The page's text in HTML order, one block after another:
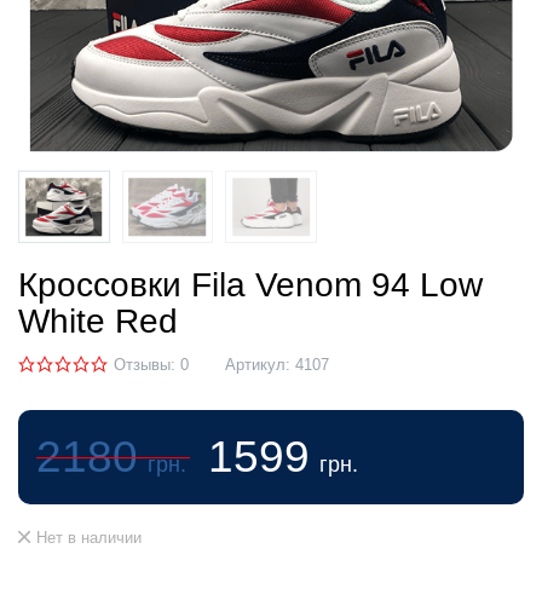
Кроссовки Fila Venom 94 Low
White Red
Отзывы: 0 Артикул: 4107
2180грн. 1599 грн.
Нет в наличии